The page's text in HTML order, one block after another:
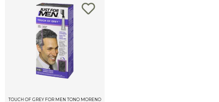
TOUCH OF GREY FOR MEN TONO MORENO